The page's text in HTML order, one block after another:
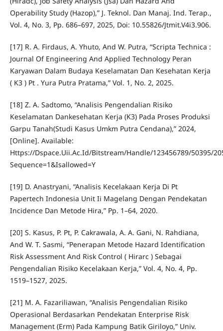
Operability Study (Hazop),” J. Teknol. Dan Manaj. Ind. Terap.,
Vol. 4, No. 3, Pp. 686–697, 2025, Doi: 10.55826/Jtmit.V4i3.906.
[17] R. A. Firdaus, A. Yhuto, And W. Putra, “Scripta Technica :
Journal Of Engineering And Applied Technology Peran
Karyawan Dalam Budaya Keselamatan Dan Kesehatan Kerja
( K3 ) Pt . Yura Putra Pratama,” Vol. 1, No. 2, 2025.
[18] Z. A. Sadtomo, “Analisis Pengendalian Risiko
Keselamatan Dankesehatan Kerja (K3) Pada Proses Produksi
Garpu Tanah(Studi Kasus Umkm Putra Cendana),” 2024,
[Online]. Available:
Https://Dspace.Uii.Ac.Id/Bitstream/Handle/123456789/50395/
Sequence=1&Isallowed=Y
[19] D. Anastryani, “Analisis Kecelakaan Kerja Di Pt
Papertech Indonesia Unit Ii Magelang Dengan Pendekatan
Incidence Dan Metode Hira,” Pp. 1–64, 2020.
[20] S. Kasus, P. Pt, P. Cakrawala, A. A. Gani, N. Rahdiana,
And W. T. Sasmi, “Penerapan Metode Hazard Identification
Risk Assessment And Risk Control ( Hirarc ) Sebagai
Pengendalian Risiko Kecelakaan Kerja,” Vol. 4, No. 4, Pp.
1519–1527, 2025.
[21] M. A. Fazariliawan, “Analisis Pengendalian Risiko
Operasional Berdasarkan Pendekatan Enterprise Risk
Management (Erm) Pada Kampung Batik Giriloyo,” Univ.